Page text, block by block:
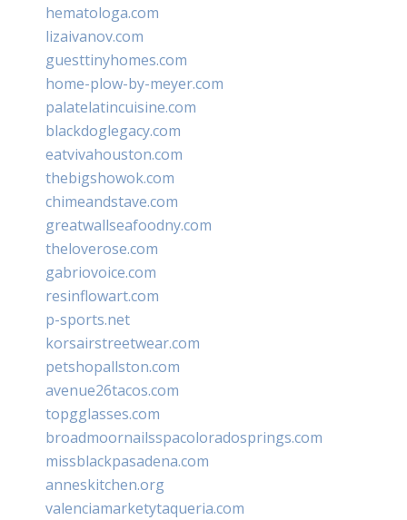
hematologa.com
lizaivanov.com
guesttinyhomes.com
home-plow-by-meyer.com
palatelatincuisine.com
blackdoglegacy.com
eatvivahouston.com
thebigshowok.com
chimeandstave.com
greatwallseafoodny.com
theloverose.com
gabriovoice.com
resinflowart.com
p-sports.net
korsairstreetwear.com
petshopallston.com
avenue26tacos.com
topgglasses.com
broadmoornailsspacoloradosprings.com
missblackpasadena.com
anneskitchen.org
valenciamarketytaqueria.com